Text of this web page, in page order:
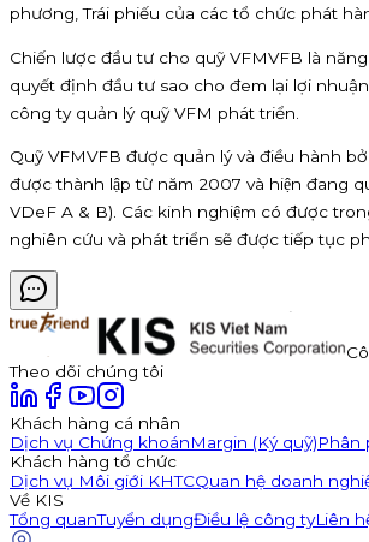
phương, Trái phiếu của các tổ chức phát
Chiến lược đầu tư cho quỹ VFMVFB là
quyết định đầu tư sao cho đem lại lợi
công ty quản lý quỹ VFM phát triển.
Quỹ VFMVFB được quản lý và điều hành
được thành lập từ năm 2007 và hiện đang
VDeF A & B). Các kinh nghiệm có được
nghiên cứu và phát triển sẽ được tiếp tục
Theo dõi chúng tôi
Khách hàng cá nhân
Dịch vụ Chứng khoánMargin (Ký quỹ)Phân
Khách hàng tổ chức
Dịch vụ Môi giới KHTCQuan hệ doanh
Về KIS
Tổng quanTuyển dụngĐiều lệ công tyLiên